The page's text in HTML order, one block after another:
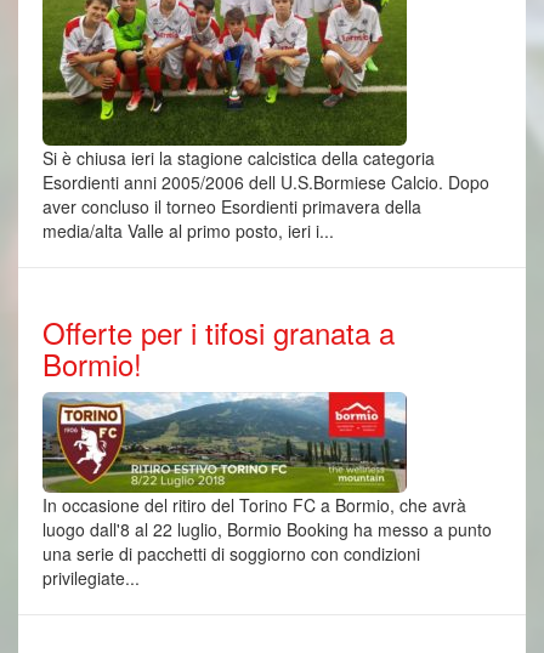
Si è chiusa ieri la stagione calcistica della categoria
Esordienti anni 2005/2006 dell U.S.Bormiese Calcio. Dopo
aver concluso il torneo Esordienti primavera della
media/alta Valle al primo posto, ieri i...
Offerte per i tifosi granata a
Bormio!
In occasione del ritiro del Torino FC a Bormio, che avrà
luogo dall'8 al 22 luglio, Bormio Booking ha messo a punto
una serie di pacchetti di soggiorno con condizioni
privilegiate...